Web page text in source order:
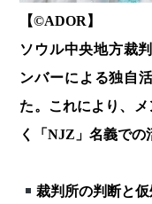
【©️ADOR】
ソウル中央地方裁
ンバーによる独自
た。これにより、
く「NJZ」名義での
裁判所の判断と